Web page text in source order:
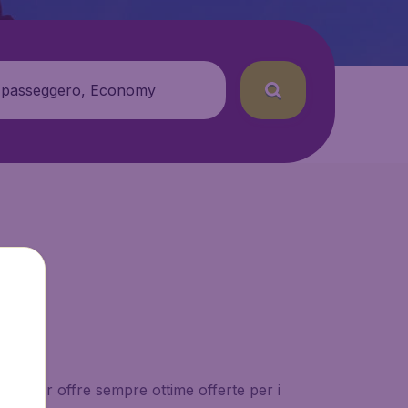
Economy
offre sempre ottime offerte per i